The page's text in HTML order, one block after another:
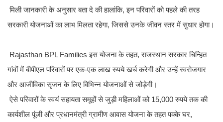
मिली जानकारी के अनुसार बता दे की हालांकि, इन परिवारों को पहले की तरह
सरकारी योजनाओं का लाभ मिलता रहेगा, जिससे उनके जीवन स्तर में सुधार होगा।
Rajasthan BPL Families इस योजना के तहत, राजस्थान सरकार चिन्हित
गांवों में बीपीएल परिवारों पर एक-एक लाख रुपये खर्च करेगी और उन्हें स्वरोजगार
और आजीविका सृजन के लिए विभिन्न योजनाओं से जोड़ेगी।
ऐसे परिवारों के स्वयं सहायता समूहों से जुड़ी महिलाओं को 15,000 रुपये तक की
कार्यशील पूंजी और प्रधानमंत्री ग्रामीण आवास योजना के तहत पक्के घर,